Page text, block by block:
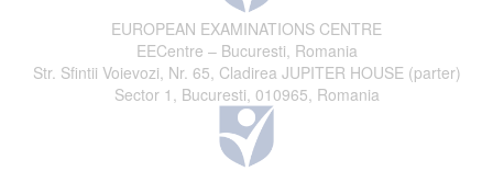
EUROPEAN EXAMINATIONS CENTRE
EECentre – Bucuresti, Romania
Str. Sfintii Voievozi, Nr. 65, Cladirea JUPITER HOUSE (parter)
Sector 1, Bucuresti, 010965, Romania